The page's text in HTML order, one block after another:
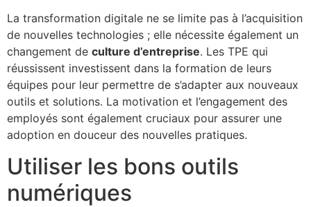
La transformation digitale ne se limite pas à l’acquisition
de nouvelles technologies ; elle nécessite également un
changement de culture d’entreprise. Les TPE qui
réussissent investissent dans la formation de leurs
équipes pour leur permettre de s’adapter aux nouveaux
outils et solutions. La motivation et l’engagement des
employés sont également cruciaux pour assurer une
adoption en douceur des nouvelles pratiques.
Utiliser les bons outils
numériques